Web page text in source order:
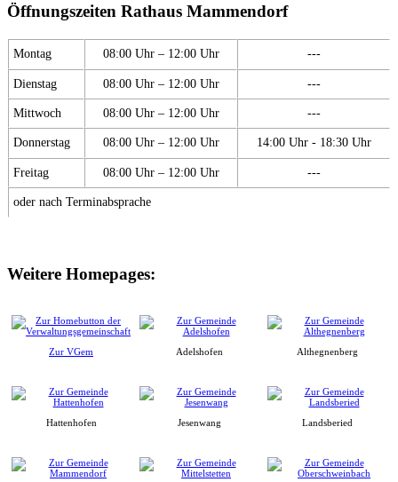
Öffnungszeiten Rathaus Mammendorf
Montag 08:00 Uhr – 12:00 Uhr ---
Dienstag 08:00 Uhr – 12:00 Uhr ---
Mittwoch 08:00 Uhr – 12:00 Uhr ---
Donnerstag 08:00 Uhr – 12:00 Uhr 14:00 Uhr - 18:30 Uhr
Freitag 08:00 Uhr – 12:00 Uhr ---
oder nach Terminabsprache
Weitere Homepages:
Zur VGem Adelshofen Althegnenberg
Hattenhofen Jesenwang Landsberied